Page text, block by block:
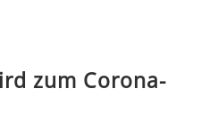
zum Corona-